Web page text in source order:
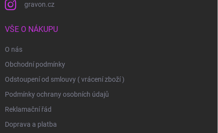
gravon.cz
VŠE O NÁKUPU
O nás
Obchodní podmínky
Odstoupení od smlouvy ( vrácení zboží )
Podmínky ochrany osobních údajů
Reklamační řád
Doprava a platba